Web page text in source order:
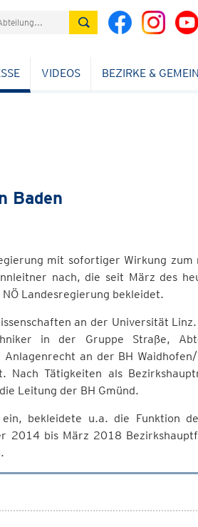
VIDEOS BEZIRKE &
Baden
mit sofortiger Wirkung zum
nach, die seit März des
Landesregierung bekleidet.
an der Universität Linz.
in der Gruppe Straße,
an der BH Waidhofen/
Tätigkeiten als
Leitung der BH Gmünd.
bekleidete u.a. die Funktion
2014 bis März 2018